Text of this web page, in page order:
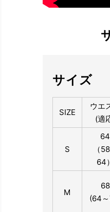
サイズ
SIZE
ウエ
(適
S
64
（
64）
M
68
(64